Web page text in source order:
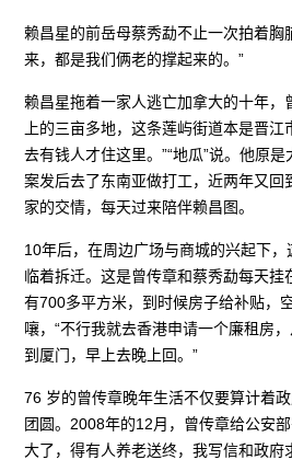
赖昌星的前岳母蔡秀勐不止一次拍着胸
来，都是我们俩老的撑起来的。”
赖昌星拖着一家人逃亡加拿大的十年，
上的三亩多地，这条莲屿街道本是晋江
去有钱人才住这里。”“地瓜”说。他原
案发后去了东南亚做打工，近两年又回
家的交情，每天过来陪伴赖昌图。
10年后，在周边广场与商城的兴起下
临着拆迁。这是曾传章和蔡秀勐每天挂
有700多平方米，到时候房子给补贴，
嚷，“不行我就去香港申请一个廉租房
到厦门，早上去晚上回。”
76 岁的曾传章晚年生活不仅要算计着
团圆。2008年的12月，曾传章给公安
大了，得有人养老送终，我写信和政府